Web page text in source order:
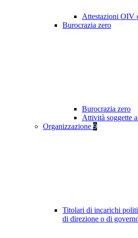
Attestazioni OIV
Burocrazia zero
Burocrazia zero
Attività soggette
Organizzazione 9
Titolari di incarichi
di direzione o di